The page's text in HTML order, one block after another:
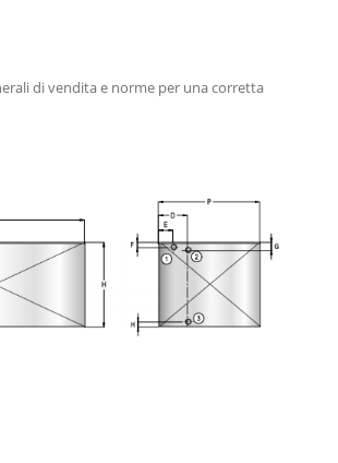
di vendita e norme per una corretta